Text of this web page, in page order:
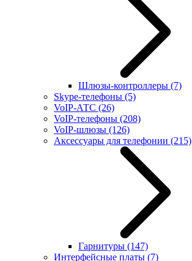
Шлюзы-контроллеры (7)
Skype-телефоны (5)
VoIP-АТС (26)
VoIP-телефоны (208)
VoIP-шлюзы (126)
Аксессуары для телефонии (215)
Гарнитуры (147)
Интерфейсные платы (7)